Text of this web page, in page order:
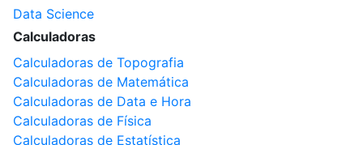
Data Science
Calculadoras
Calculadoras de Topografia
Calculadoras de Matemática
Calculadoras de Data e Hora
Calculadoras de Física
Calculadoras de Estatística